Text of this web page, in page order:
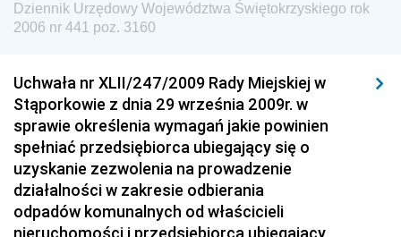
Dziennik Urzędowy Urzędu Lotnictwa Cywilnego
Dziennik Urzędowy Ministerstwa Hutnictwa i
Przemysłu Maszynowego
Dziennik Urzędowy Ministerstwa Zdrowia i Opieki
Społecznej
Dziennik Urzędowy Ministerstwa Rolnictwa, Leśnictwa
i Gospodarki Żywnościowej
Dziennik Urzędowy Województwa Świętokrzyskiego rok
2006 nr 441 poz. 3160
Uchwała nr XLII/247/2009 Rady Miejskiej w
Stąporkowie z dnia 29 września 2009r. w
sprawie określenia wymagań jakie powinien
spełniać przedsiębiorca ubiegający się o
uzyskanie zezwolenia na prowadzenie
działalności w zakresie odbierania
odpadów komunalnych od właścicieli